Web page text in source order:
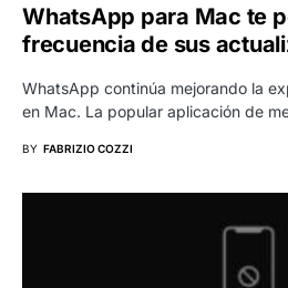
WhatsApp para Mac te
frecuencia de sus
WhatsApp continúa mejorando la
en Mac. La popular aplicación de
BY FABRIZIO COZZI